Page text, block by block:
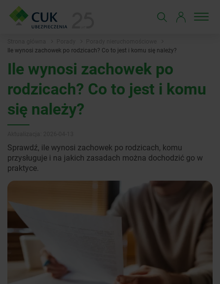
Ile wynosi zachowek po rodzicach? Co to jest i komu się należy?
Ile wynosi zachowek po
rodzicach? Co to jest i komu
się należy?
Sprawdź, ile wynosi zachowek po rodzicach, komu
przysługuje i na jakich zasadach można dochodzić go w
praktyce.